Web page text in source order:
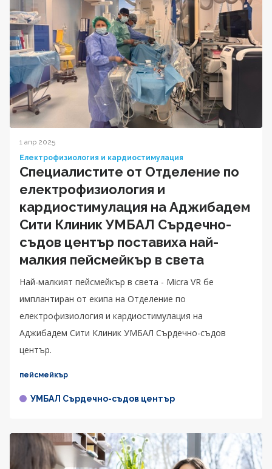
1 апр 2025
Електрофизиология и кардиостимулация
Специалистите от Отделение по
електрофизиология и
кардиостимулация на Аджибадем
Сити Клиник УМБАЛ Сърдечно-
съдов център поставиха най-
малкия пейсмейкър в света
Най-малкият пейсмейкър в света - Micra VR бе
имплантиран от екипа на Отделение по
електрофизиология и кардиостимулация на
Аджибадем Сити Клиник УМБАЛ Сърдечно-съдов
център.
пейсмейкър
УМБАЛ Сърдечно-съдов център